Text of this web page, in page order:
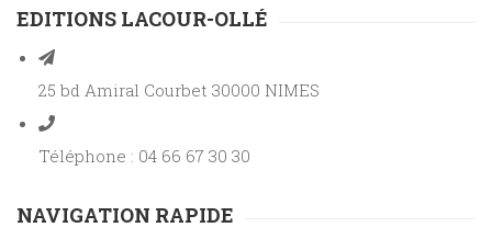
EDITIONS LACOUR-OLLÉ
25 bd Amiral Courbet 30000 NIMES
Téléphone : 04 66 67 30 30
NAVIGATION RAPIDE